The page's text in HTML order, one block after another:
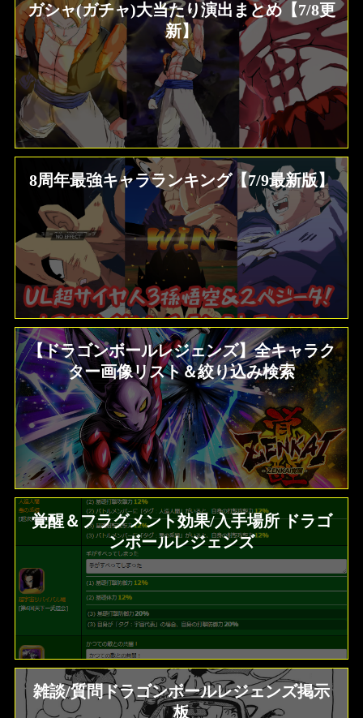
ガシャ(ガチャ)大当たり演出まとめ【7/8更
新】
8周年最強キャラランキング【7/9最新版】
【ドラゴンボールレジェンズ】全キャラク
ター画像リスト＆絞り込み検索
覚醒＆フラグメント効果/入手場所 ドラゴ
ンボールレジェンズ
雑談/質問ドラゴンボールレジェンズ掲示
板